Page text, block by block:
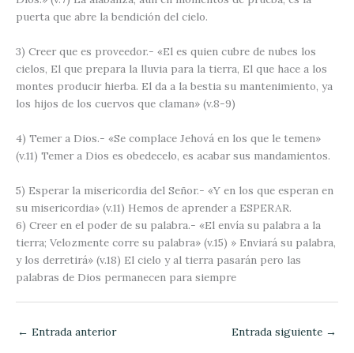
puerta que abre la bendición del cielo.
3) Creer que es proveedor.- «El es quien cubre de nubes los
cielos, El que prepara la lluvia para la tierra, El que hace a los
montes producir hierba. El da a la bestia su mantenimiento, ya
los hijos de los cuervos que claman» (v.8-9)
4) Temer a Dios.- «Se complace Jehová en los que le temen»
(v.11) Temer a Dios es obedecelo, es acabar sus mandamientos.
5) Esperar la misericordia del Señor.- «Y en los que esperan en
su misericordia» (v.11) Hemos de aprender a ESPERAR.
6) Creer en el poder de su palabra.- «El envía su palabra a la
tierra; Velozmente corre su palabra» (v.15) » Enviará su palabra,
y los derretirá» (v.18) El cielo y al tierra pasarán pero las
palabras de Dios permanecen para siempre
← Entrada anterior Entrada siguiente →